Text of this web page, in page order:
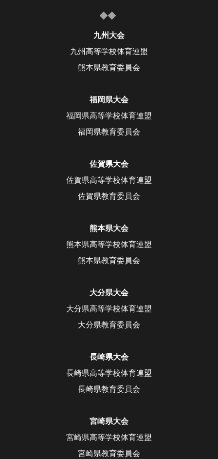
九州大会
九州高等学校体育連盟
熊本県教育委員会
福岡県大会
福岡県高等学校体育連盟
福岡県教育委員会
佐賀県大会
佐賀県高等学校体育連盟
佐賀県教育委員会
熊本県大会
熊本県高等学校体育連盟
熊本県教育委員会
大分県大会
大分県高等学校体育連盟
大分県教育委員会
長崎県大会
長崎県高等学校体育連盟
長崎県教育委員会
宮崎県大会
宮崎県高等学校体育連盟
宮崎県教育委員会